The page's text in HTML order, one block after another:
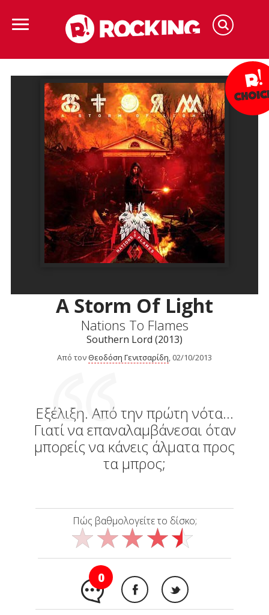
A Storm Of Light
Nations To Flames
Southern Lord (2013)
Από τονΘεοδόση Γενιτσαρίδη, 02/10/2013
Εξέλιξη. Από την πρώτη νότα...
Γιατί να επαναλαμβάνεσαι όταν
μπορείς να κάνεις άλματα προς
τα μπρος;
Πώς βαθμολογείτε το δίσκο;
0